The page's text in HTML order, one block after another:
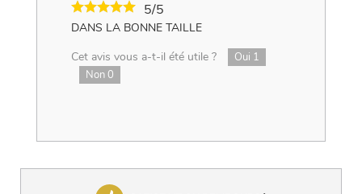
5/5
DANS LA BONNE TAILLE
Cet avis vous a-t-il été utile ?
Oui 1
Non0